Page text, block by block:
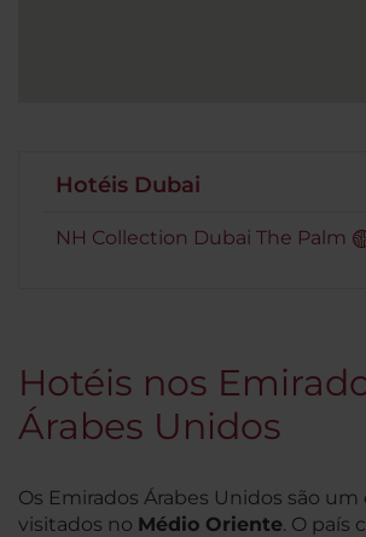
Hotéis Dubai
NH Collection Dubai The Palm
Hotéis nos
Árabes Unidos
Os Emirados Árabes Unidos são um
visitados no Médio Oriente. O país